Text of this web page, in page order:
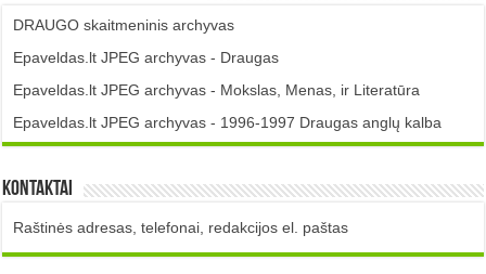
DRAUGO skaitmeninis archyvas
Epaveldas.lt JPEG archyvas - Draugas
Epaveldas.lt JPEG archyvas - Mokslas, Menas, ir Literatūra
Epaveldas.lt JPEG archyvas - 1996-1997 Draugas anglų kalba
Kontaktai
Raštinės adresas, telefonai, redakcijos el. paštas